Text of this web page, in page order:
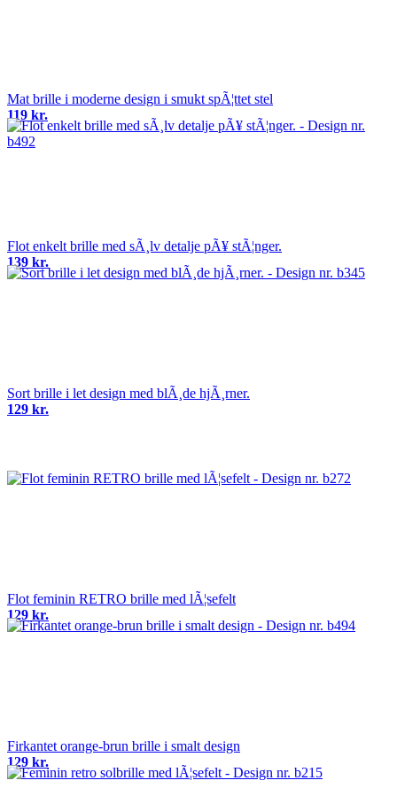
Mat brille i moderne design i smukt spÃ¦ttet stel
119 kr.
Flot enkelt brille med sÃ¸lv detalje pÃ¥ stÃ¦nger.
139 kr.
Sort brille i let design med blÃ¸de hjÃ¸rner.
129 kr.
Flot feminin RETRO brille med lÃ¦sefelt
129 kr.
Firkantet orange-brun brille i smalt design
129 kr.